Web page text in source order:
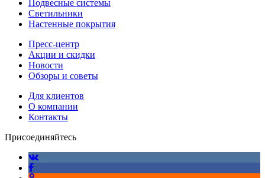
Подвесные системы
Светильники
Настенные покрытия
Пресс-центр
Акции и скидки
Новости
Обзоры и советы
Для клиентов
О компании
Контакты
Присоединяйтесь